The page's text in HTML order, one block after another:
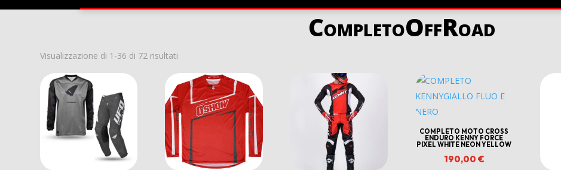
CompletoOffRoad
Visualizzazione di 1-36 di 72 risultati
base
al
più
recente
COMPLETO MOTO CROSS
ENDURO KENNY FORCE
PIXEL WHITE NEON YELLOW
190,00 €